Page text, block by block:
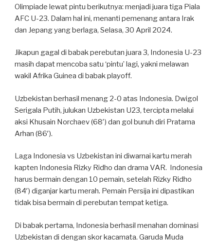
Olimpiade lewat pintu berikutnya: menjadi juara tiga Piala
AFC U-23. Dalam hal ini, menanti pemenang antara Irak
dan Jepang yang berlaga, Selasa, 30 April 2024.
Jikapun gagal di babak perebutan juara 3, Indonesia U-23
masih dapat mencoba satu ‘pintu’ lagi, yakni melawan
wakil Afrika Guinea di babak playoff.
Uzbekistan berhasil menang 2-0 atas Indonesia. Dwigol
Serigala Putih, julukan Uzbekistan U23, tercipta melalui
aksi Khusain Norchaev (68′) dan gol bunuh diri Pratama
Arhan (86′).
Laga Indonesia vs Uzbekistan ini diwarnai kartu merah
kapten Indonesia Rizky Ridho dan drama VAR. Indonesia
harus bermain dengan 10 pemain, setelah Rizky Ridho
(84′) diganjar kartu merah. Pemain Persija ini dipastikan
tidak bisa bermain di perebutan tempat ketiga.
Di babak pertama, Indonesia berhasil menahan dominasi
Uzbekistan di dengan skor kacamata. Garuda Muda